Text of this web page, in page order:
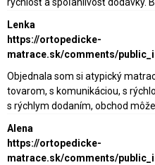
rýchlosť a spoľahlivosť dodávky.
Lenka
https://ortopedicke-
matrace.sk/comments/
Objednala som si atypický
tovarom, s komunikáciou, s
s rýchlym dodaním, obchod
Alena
https://ortopedicke-
matrace.sk/comments/